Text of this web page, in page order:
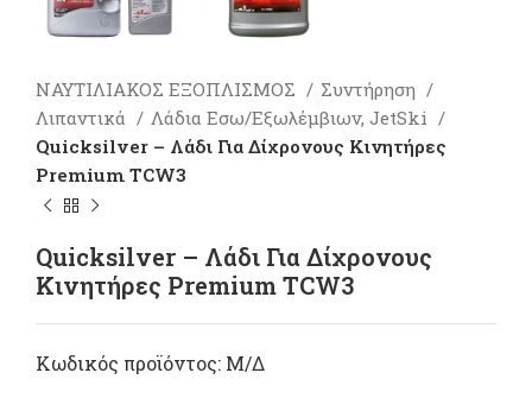
ΝΑΥΤΙΛΙΑΚΟΣ ΕΞΟΠΛΙΣΜΟΣ
Συντήρηση
Λιπαντικά
Λάδια Εσω/Εξωλέμβιων, JetSki
Quicksilver – Λάδι Για Δίχρονους Κινητήρες
Premium TCW3
Quicksilver – Λάδι Για Δίχρονους
Κινητήρες Premium TCW3
Κωδικός προϊόντος: Μ/Δ